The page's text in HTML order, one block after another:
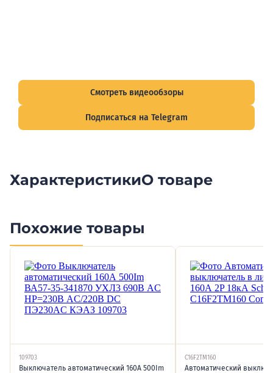
Смотреть видеообзоры
Подписаться на Telegram
ХарактеристикиО товаре
Похожие товары
109703
Выключатель автоматический 160А 500Im
C16F2TM160
Автоматический